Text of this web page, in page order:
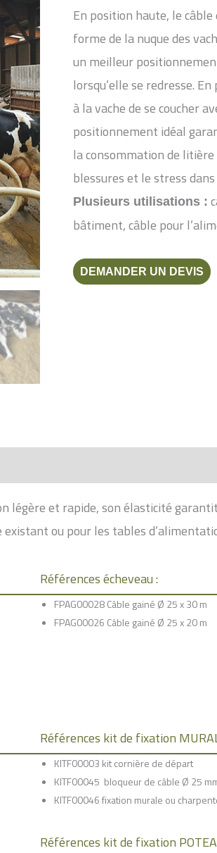
En position haute, le câble
forme de la nuque des
un meilleur
lorsqu’elle se redresse.
à la vache de se coucher
positionnement idéal
la consommation de
blessures et le stress
Plusieurs utilisations :
bâtiment, câble pour
DEMANDER UN DEVIS
légère et rapide, son élasticité
ou pour les tables
Références écheveau :
FPAG00028 Câble gainé Ø 25 x 30 m
FPAG00026 Câble gainé Ø 25 x 20 m
Références kit de fixation
KITF00003 kit cornière de départ
KITF00045 bloqueur de câble Ø 25
KITF00046 fixation murale ou
Références kit de fixation